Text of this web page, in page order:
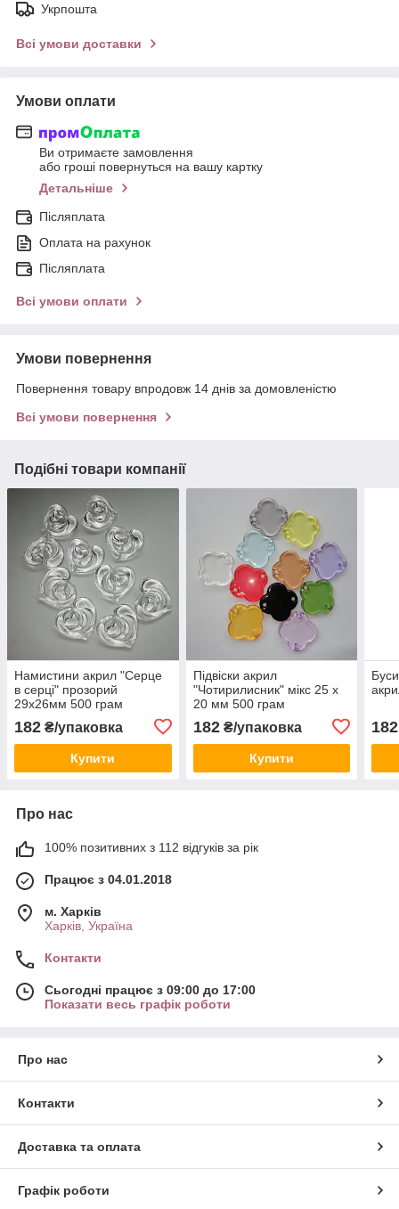
Укрпошта
Всі умови доставки
Умови оплати
Ви отримаєте замовлення
або гроші повернуться на вашу картку
Детальніше
Післяплата
Оплата на рахунок
Післяплата
Всі умови оплати
Умови повернення
Повернення товару впродовж 14 днів за домовленістю
Всі умови повернення
Подібні товари компанії
Намистини акрил "Серце
в серці" прозорий
29х26мм 500 грам
182 ₴/упаковка
Купити
Підвіски акрил
"Чотирилисник" мікс 25 х
20 мм 500 грам
182₴/упаковка
Купити
182
Про нас
100% позитивних з 112 відгуків за рік
Працює з 04.01.2018
м. Харків
Харків, Україна
Контакти
Сьогодні працює з 09:00 до 17:00
Показати весь графік роботи
Про нас
Контакти
Доставка та оплата
Графік роботи